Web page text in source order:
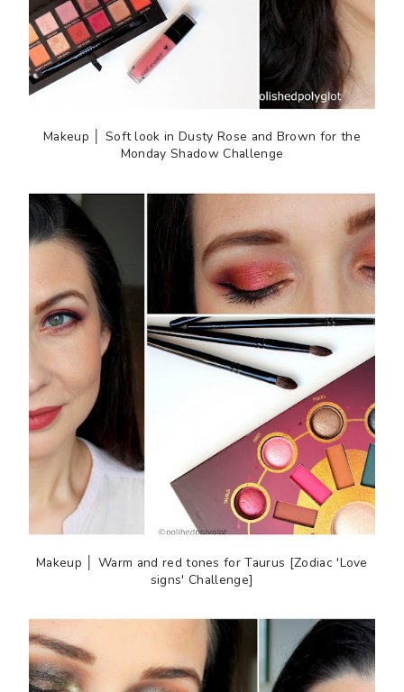
Makeup │ Soft look in Dusty Rose and Brown for the
Monday Shadow Challenge
Makeup │ Warm and red tones for Taurus [Zodiac 'Love
signs' Challenge]